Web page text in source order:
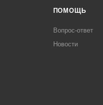
ПОМОЩЬ
Вопрос-ответ
Новости